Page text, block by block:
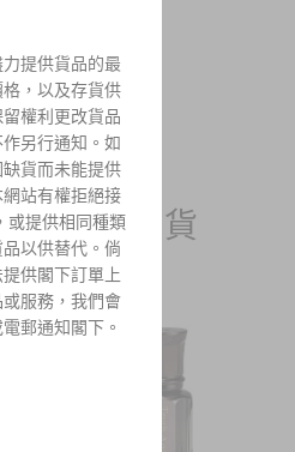
線 14/7到貨
提供貨品的最
，以及存貨供
權利更改貨品
另行通知。如
貨而未能提供
站有權拒絕接
或提供相同種類
以供替代。倘
供閣下訂單上
服務，我們會
郵通知閣下。